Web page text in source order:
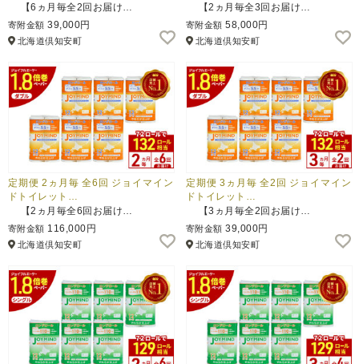
【6ヵ月毎全2回お届け…
寄附金額 39,000円
北海道倶知安町
【2ヵ月毎全3回お届け…
寄附金額 58,000円
北海道倶知安町
定期便 2ヵ月毎 全6回 ジョイマイン
ドトイレット…
【2ヵ月毎全6回お届け…
寄附金額 116,000円
北海道倶知安町
定期便 3ヵ月毎 全2回 ジョイマイン
ドトイレット…
【3ヵ月毎全2回お届け…
寄附金額 39,000円
北海道倶知安町